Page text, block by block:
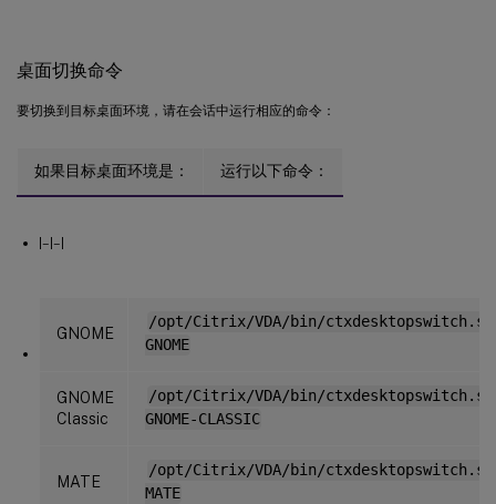
桌面切换命令
要切换到目标桌面环境，请在会话中运行相应的命令：
如果目标桌面环境是： 运行以下命令：
|–|–|
GNOME
/opt/Citrix/VDA/bin/ctxdesktopswitch.sh
GNOME
GNOME
Classic
/opt/Citrix/VDA/bin/ctxdesktopswitch.sh
GNOME-CLASSIC
MATE
/opt/Citrix/VDA/bin/ctxdesktopswitch.sh
MATE